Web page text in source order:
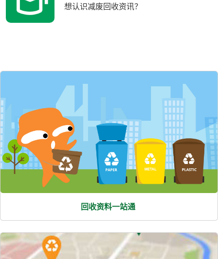
想认识减废回收资讯？
門
目
回收资料一站通